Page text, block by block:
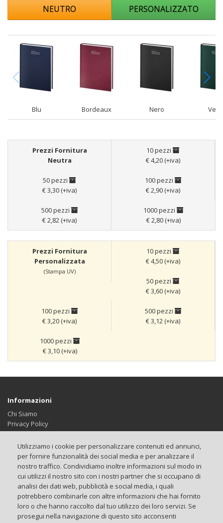
NEUTRO
PERSONALIZZATO
Blu Bordeaux Nero
Prezzi Fornitura
Neutra
10 pezzi
€ 4,20 (+iva)
50 pezzi
€ 3,30 (+iva)
100 pezzi
€ 2,90 (+iva)
500 pezzi
€ 2,82 (+iva)
1000 pezzi
€ 2,80 (+iva)
Prezzi Fornitura
Personalizzata
(Stampa UV)
10 pezzi
€ 4,50 (+iva)
50 pezzi
€ 3,60 (+iva)
100 pezzi
€ 3,20 (+iva)
500 pezzi
€ 3,12 (+iva)
1000 pezzi
€ 3,10 (+iva)
Informazioni
Chi Siamo
Privacy Policy
Termini & Condizioni
Impostazione Cookie
Servizio Clienti
Contattaci
Brand
Il tuo Account
Il tuo Account
I tuoi Ordini
Utilizziamo i cookie per personalizzare contenuti ed annunci,
per fornire funzionalità dei social media e per analizzare il
nostro traffico. Condividiamo inoltre informazioni sul modo in
cui utilizzi il nostro sito con i nostri partner che si occupano di
analisi dei dati web, pubblicità e social media, i quali
potrebbero combinarle con altre informazioni che hai fornito
loro o che hanno raccolto dal tuo utilizzo dei loro servizi. Se
prosegui nella navigazione di questo sito acconsenti